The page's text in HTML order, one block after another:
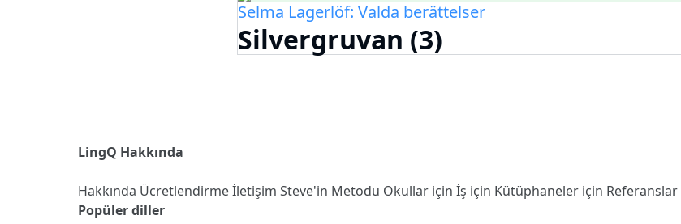
Selma Lagerlöf: Valda berättelser
Silvergruvan (3)
LingQ Hakkında
Hakkında Ücretlendirmeİletişim Steve'in Metodu Okullar için İş için Kütüphaneler için Referanslar
Popüler diller